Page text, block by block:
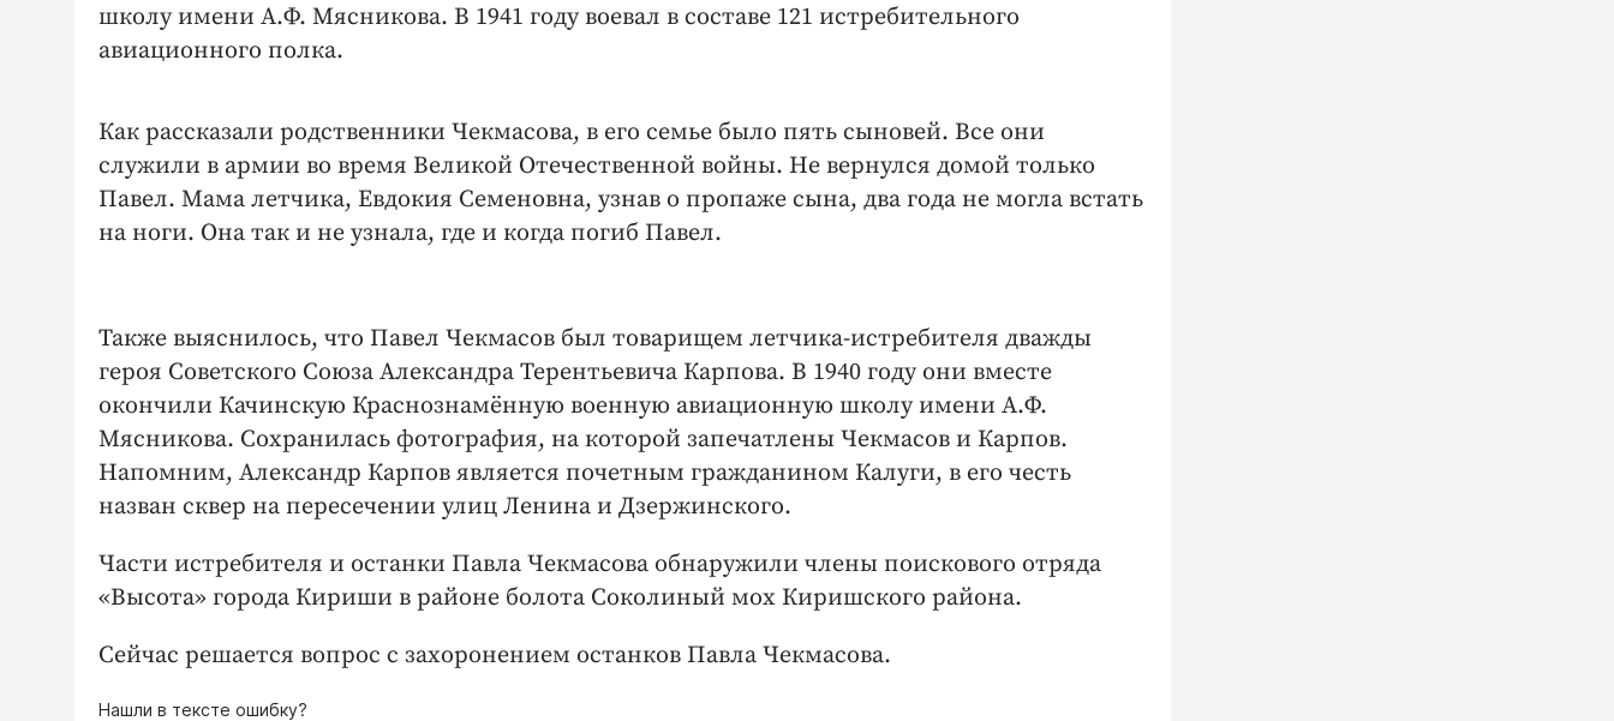
школу имени А.Ф. Мясникова. В 1941 году воевал в составе 121 истребительного
авиационного полка.
Как рассказали родственники Чекмасова, в его семье было пять сыновей. Все они
служили в армии во время Великой Отечественной войны. Не вернулся домой только
Павел. Мама летчика, Евдокия Семеновна, узнав о пропаже сына, два года не могла встать
на ноги. Она так и не узнала, где и когда погиб Павел.
Также выяснилось, что Павел Чекмасов был товарищем летчика-истребителя дважды
героя Советского Союза Александра Терентьевича Карпова. В 1940 году они вместе
окончили Качинскую Краснознамённую военную авиационную школу имени А.Ф.
Мясникова. Сохранилась фотография, на которой запечатлены Чекмасов и Карпов.
Напомним, Александр Карпов является почетным гражданином Калуги, в его честь
назван сквер на пересечении улиц Ленина и Дзержинского.
Части истребителя и останки Павла Чекмасова обнаружили члены поискового отряда
«Высота» города Кириши в районе болота Соколиный мох Киришского района.
Сейчас решается вопрос с захоронением останков Павла Чекмасова.
Нашли в тексте ошибку?